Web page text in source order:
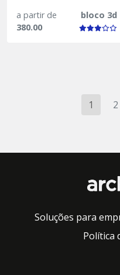
a partir de
380.00
bloco 3d
1 2
Soluções para
Política